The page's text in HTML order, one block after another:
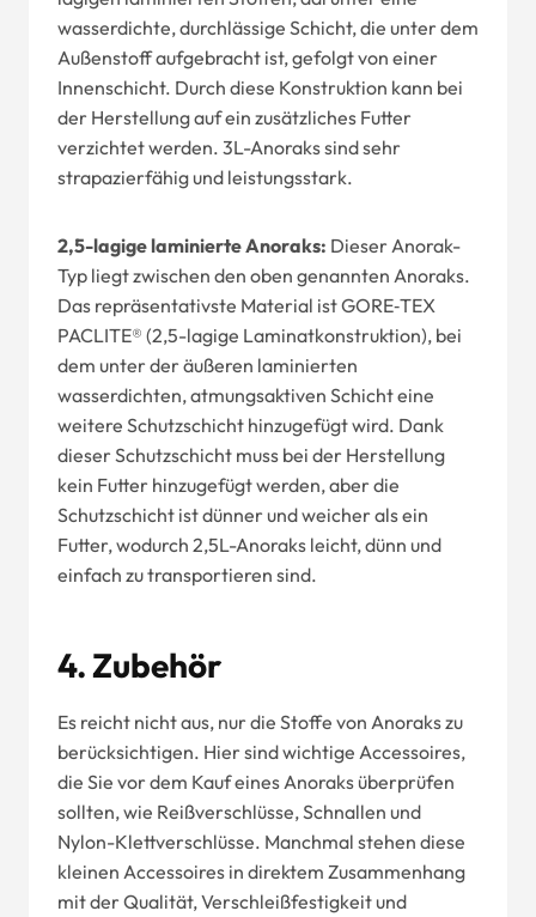
wasserdichte, durchlässige Schicht, die unter dem
Außenstoff aufgebracht ist, gefolgt von einer
Innenschicht. Durch diese Konstruktion kann bei
der Herstellung auf ein zusätzliches Futter
verzichtet werden. 3L-Anoraks sind sehr
strapazierfähig und leistungsstark.
2,5-lagige laminierte Anoraks: Dieser Anorak-
Typ liegt zwischen den oben genannten Anoraks.
Das repräsentativste Material ist GORE‑TEX
PACLITE® (2,5-lagige Laminatkonstruktion), bei
dem unter der äußeren laminierten
wasserdichten, atmungsaktiven Schicht eine
weitere Schutzschicht hinzugefügt wird. Dank
dieser Schutzschicht muss bei der Herstellung
kein Futter hinzugefügt werden, aber die
Schutzschicht ist dünner und weicher als ein
Futter, wodurch 2,5L-Anoraks leicht, dünn und
einfach zu transportieren sind.
4.Zubehör
Es reicht nicht aus, nur die Stoffe von Anoraks zu
berücksichtigen. Hier sind wichtige Accessoires,
die Sie vor dem Kauf eines Anoraks überprüfen
sollten, wie Reißverschlüsse, Schnallen und
Nylon-Klettverschlüsse. Manchmal stehen diese
kleinen Accessoires in direktem Zusammenhang
mit der Qualität, Verschleißfestigkeit und